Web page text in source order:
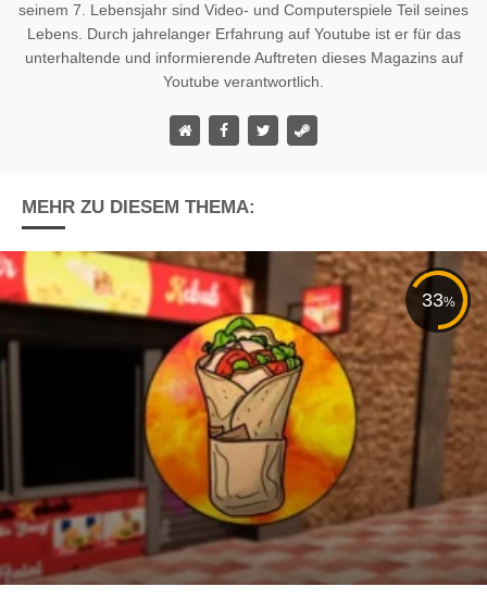
seinem 7. Lebensjahr sind Video- und Computerspiele Teil seines
Lebens. Durch jahrelanger Erfahrung auf Youtube ist er für das
unterhaltende und informierende Auftreten dieses Magazins auf
Youtube verantwortlich.
MEHR ZU DIESEM THEMA:
33%